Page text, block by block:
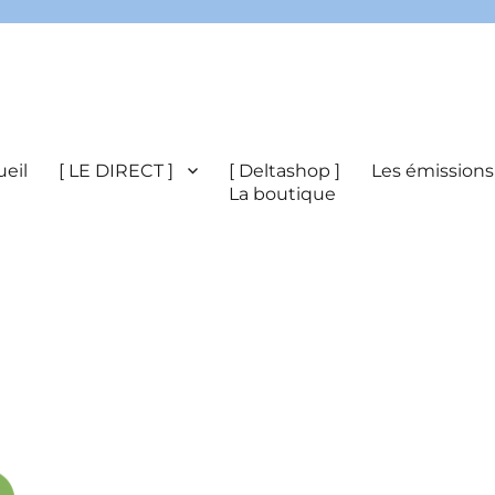
[ LE DIRECT ]
[ Deltashop ]
La boutique
Les émissions